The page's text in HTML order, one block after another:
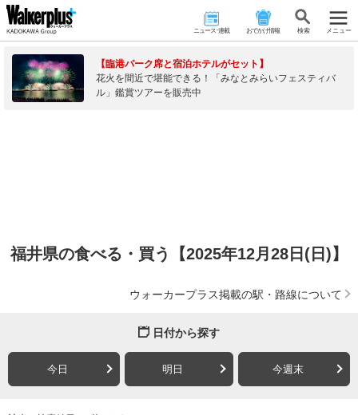
ニュース･連載 おでかけ情報 検 索 メニュー
【臨港パーク席と宿泊ホテルがセット】
花火を間近で堪能できる！「みなとみらいフェスティバ
ル」鑑賞ツアーを販売中
福井県の食べる・買う【2025年12月28日(日)】
ウォーカープラス掲載の駅・路線について
日付から探す
今日 明日 今週末